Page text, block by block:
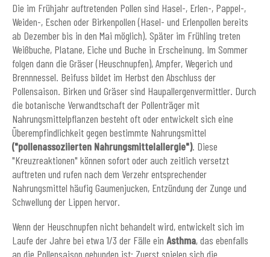
Die im Frühjahr auftretenden Pollen sind Hasel-, Erlen-, Pappel-,
Weiden-, Eschen oder Birkenpollen (Hasel- und Erlenpollen bereits
ab Dezember bis in den Mai möglich). Später im Frühling treten
Weißbuche, Platane, Eiche und Buche in Erscheinung. Im Sommer
folgen dann die Gräser (Heuschnupfen), Ampfer, Wegerich und
Brennnessel. Beifuss bildet im Herbst den Abschluss der
Pollensaison. Birken und Gräser sind Haupallergenvermittler. Durch
die botanische Verwandtschaft der Pollenträger mit
Nahrungsmittelpflanzen besteht oft oder entwickelt sich eine
Überempfindlichkeit gegen bestimmte Nahrungsmittel
("pollenassoziierten Nahrungsmittelallergie"). Diese
"Kreuzreaktionen" können sofort oder auch zeitlich versetzt
auftreten und rufen nach dem Verzehr entsprechender
Nahrungsmittel häufig Gaumenjucken, Entzündung der Zunge und
Schwellung der Lippen hervor.
Wenn der Heuschnupfen nicht behandelt wird, entwickelt sich im
Laufe der Jahre bei etwa 1/3 der Fälle ein Asthma, das ebenfalls
an die Pollensaison gebunden ist: Zuerst spielen sich die